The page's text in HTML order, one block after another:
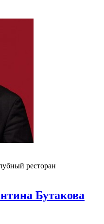
ресторан
Бутакова